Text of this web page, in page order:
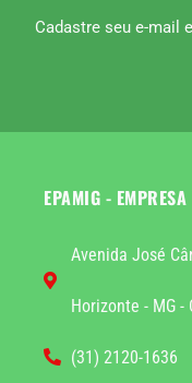
Cadastre seu e-mail
EPAMIG -
Avenida José
Horizonte - MG -
(31) 2120-1636